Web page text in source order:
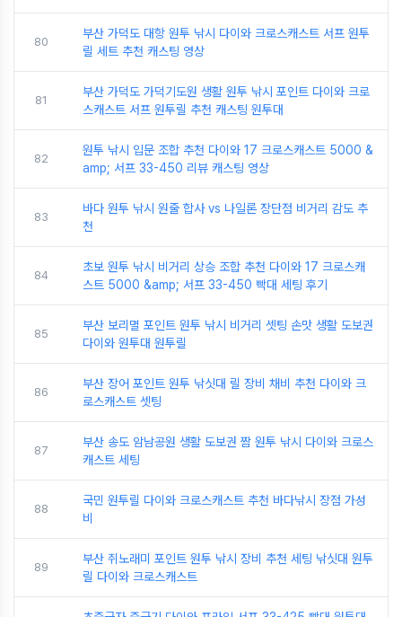
80
부산 가덕도 대항 원투 낚시 다이와 크로스캐스트 서프 원투
릴 세트 추천 캐스팅 영상
81
부산 가덕도 가덕기도원 생활 원투 낚시 포인트 다이와 크로
스캐스트 서프 원투릴 추천 캐스팅 원투대
82
원투 낚시 입문 조합 추천 다이와 17 크로스캐스트 5000 &
amp; 서프 33-450 리뷰 캐스팅 영상
83
바다 원투 낚시 원줄 합사 vs 나일론 장단점 비거리 감도 추
천
84
초보 원투 낚시 비거리 상승 조합 추천 다이와 17 크로스캐
스트 5000 &amp; 서프 33-450 빡대 세팅 후기
85
부산 보리멸 포인트 원투 낚시 비거리 셋팅 손맛 생활 도보권
다이와 원투대 원투릴
86
부산 장어 포인트 원투 낚싯대 릴 장비 채비 추천 다이와 크
로스캐스트 셋팅
87
부산 송도 암남공원 생활 도보권 짬 원투 낚시 다이와 크로스
캐스트 세팅
88
국민 원투릴 다이와 크로스캐스트 추천 바다낚시 장점 가성
비
89
부산 쥐노래미 포인트 원투 낚시 장비 추천 세팅 낚싯대 원투
릴 다이와 크로스캐스트